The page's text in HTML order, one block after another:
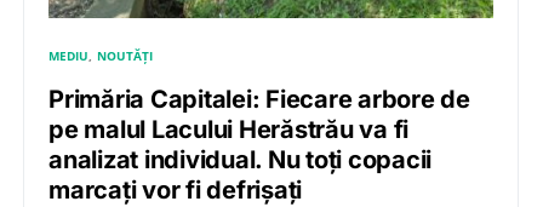
MEDIU NOUTĂȚI
Primăria Capitalei: Fiecare arbore de
pe malul Lacului Herăstrău va fi
analizat individual. Nu toți copacii
marcați vor fi defrișați